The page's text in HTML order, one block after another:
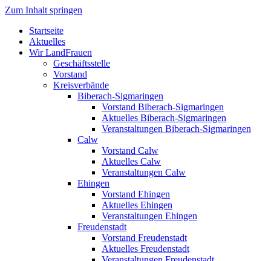
Zum Inhalt springen
Startseite
Aktuelles
Wir LandFrauen
Geschäftsstelle
Vorstand
Kreisverbände
Biberach-Sigmaringen
Vorstand Biberach-Sigmaringen
Aktuelles Biberach-Sigmaringen
Veranstaltungen Biberach-Sigmaringen
Calw
Vorstand Calw
Aktuelles Calw
Veranstaltungen Calw
Ehingen
Vorstand Ehingen
Aktuelles Ehingen
Veranstaltungen Ehingen
Freudenstadt
Vorstand Freudenstadt
Aktuelles Freudenstadt